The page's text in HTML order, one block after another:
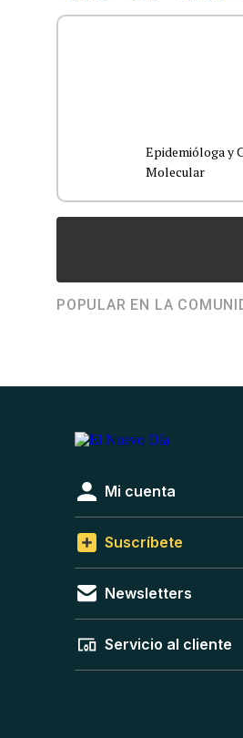
Epidemióloga y
Molecular
POPULAR EN LA
Mi cuenta
Suscríbete
Newsletters
Servicio al cliente